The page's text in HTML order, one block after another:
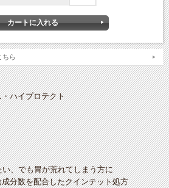
ちら
ハイプロテクト
、でも胃が荒れてしまう方に
分数を配合したクインテット処方